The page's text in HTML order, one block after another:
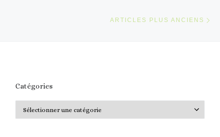
ARTICLES PLUS ANCIENS
Catégories